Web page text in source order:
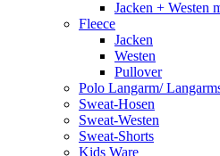
Jacken + Westen
Fleece
Jacken
Westen
Pullover
Polo Langarm/
Sweat-Hosen
Sweat-Westen
Sweat-Shorts
Kids Ware